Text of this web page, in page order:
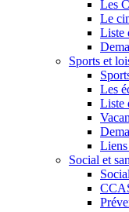
Les
Le
Liste
Sports et
Les
Liste
Social et